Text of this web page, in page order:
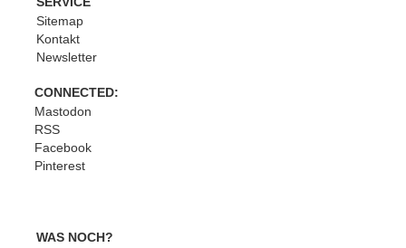
Sitemap
Kontakt
Newsletter
CONNECTED:
Mastodon
RSS
Facebook
Pinterest
WAS NOCH?